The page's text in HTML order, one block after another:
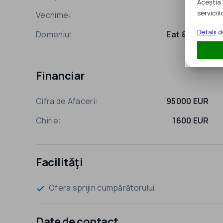
Vechime:
6 ani
Domeniu:
Eat & Drink
Financiar
Cifra de Afaceri: 95000 EUR
Chirie:
1600 EUR
Facilităţi
check Ofera sprijin cumpărătorului
Detalii